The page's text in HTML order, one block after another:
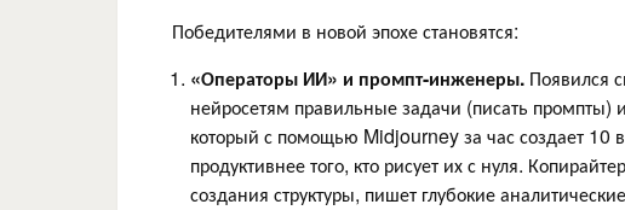
Победителями в новой эпохе становятся:
«Операторы ИИ» и промпт-инженеры. Появился
нейросетям правильные задачи (писать промпты)
который с помощью Midjourney за час создает 10
продуктивнее того, кто рисует их с нуля.
создания структуры, пишет глубокие